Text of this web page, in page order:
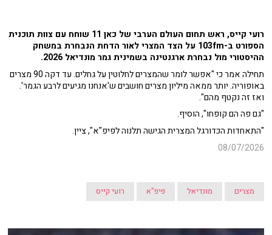
רועי קייס, ראש תחום העולם הערבי של כאן 11 שוחח עם צוות תוכנית
הספורט ב-103fm על הצד המצרי לאור הדחת הנבחרת במשחק
ההיסטורי מול נבחרת ארגנטינה בשמינית גמר מונדיאל 2026.
תחילה אמר כי "אפשר לומר שהמצרים לחלוטין על גחלים. עד דקה 90 מצרים
באופוריה. יותר ממאה מיליון מצרים חושבים ש'אנחנו מגיעים לרבע הגמר'.
ואז זה נקטף מהם".
"גם פה הם קופחו", הוסיף.
"התאחדות הכדורגל המצרית הגישה תלנוה לפיפ"א", ציין.
08/07/2026
מצרים מונדיאל פיפ"א רועי קייס